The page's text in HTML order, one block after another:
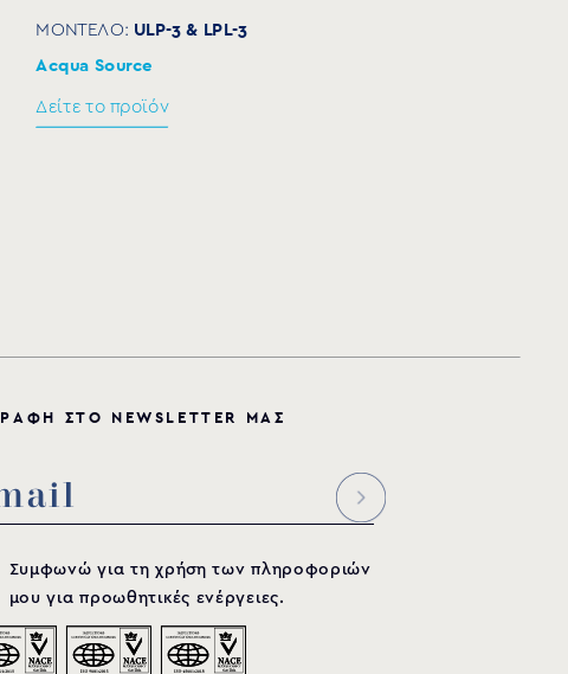
ΜΟΝΤΕΛΟ: ULP-3 & LPL-3
Acqua Source
Δείτε το προϊόν
ΡΑΦΗ ΣΤΟ N EWSL ETT ER ΜΑΣ
Συμφωνώ για τη χρήση των πληροφοριών
μου για προωθητικές ενέργειες.